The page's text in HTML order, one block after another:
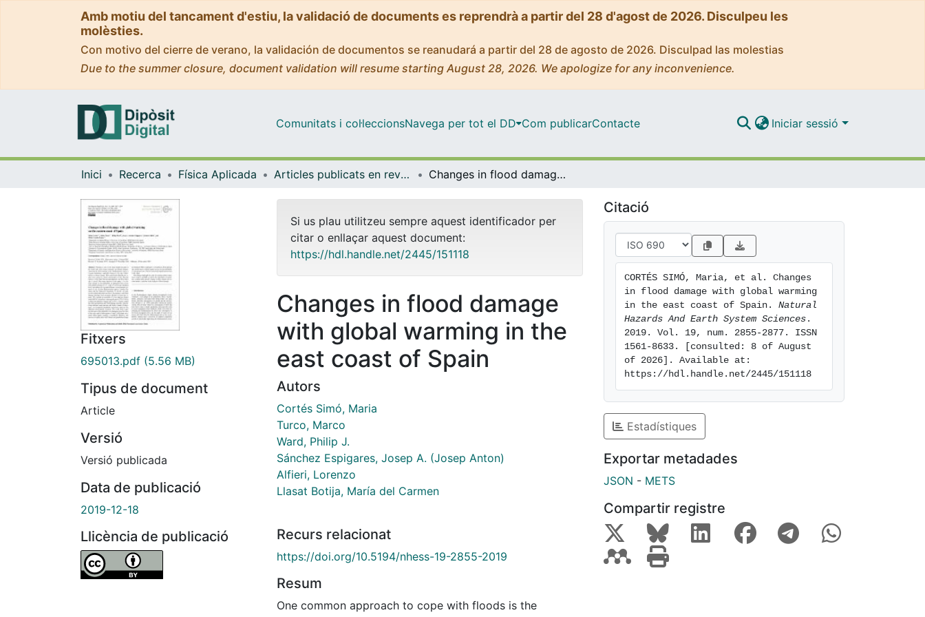
Amb motiu del tancament d'estiu, la validació de documents es reprendrà a partir del 28 d'agost de 2026. Disculpeu les
molèsties.
Con motivo del cierre de verano, la validación de documentos se reanudará a partir del 28 de agosto de 2026. Disculpad las molestias
Due to the summer closure, document validation will resume starting August 28, 2026. We apologize for any inconvenience.
Comunitats i col·leccionsNavega per tot el DD Com publicarContacte Iniciar sessió
Inici Recerca Física Aplicada Articles publicats en revistes (Física Aplicada) Changes in flood damage with global warming in the east coast of Spain
Fitxers
695013.pdf (5.56 MB)
Tipus de document
Article
Versió
Versió publicada
Data de publicació
2019-12-18
Llicència de publicació
Si us plau utilitzeu sempre aquest identificador per
citar o enllaçar aquest document:
https://hdl.handle.net/2445/151118
Changes in flood damage
with global warming in the
east coast of Spain
Autors
Cortés Simó, Maria
Turco, Marco
Ward, Philip J.
Sánchez Espigares, Josep A. (Josep Anton)
Alfieri, Lorenzo
Llasat Botija, María del Carmen
Recurs relacionat
https://doi.org/10.5194/nhess-19-2855-2019
Resum
One common approach to cope with floods is the
Citació
CORTÉS SIMÓ, Maria, et al. Changes
in flood damage with global warming
in the east coast of Spain. Natural
Hazards And Earth System Sciences .
2019. Vol. 19, num. 2855-2877. ISSN
1561-8633. [consulted: 8 of August
of 2026]. Available at:
https://hdl.handle.net/2445/151118
Estadístiques
Exportar metadades
JSON - METS
Compartir registre